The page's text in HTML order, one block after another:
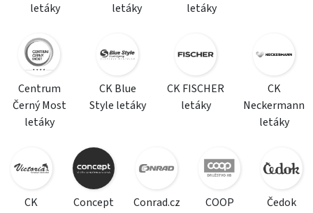
letáky
letáky
letáky
Centrum
Černý Most
letáky
CK Blue
Style letáky
CK FISCHER
letáky
CK
Neckermann
letáky
CK
Concept
Conrad.cz
COOP
Čedok